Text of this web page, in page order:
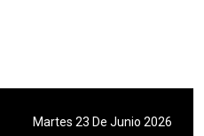
Martes 23 De Junio 2026